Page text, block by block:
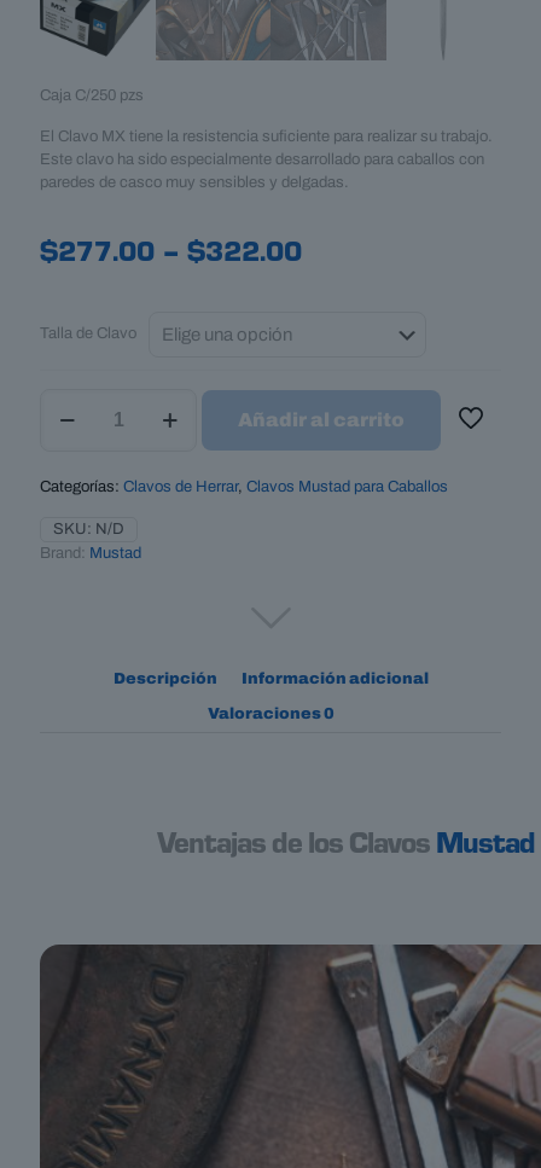
Caja C/250 pzs
El Clavo MX tiene la resistencia suficiente para realizar su trabajo.
Este clavo ha sido especialmente desarrollado para caballos con
paredes de casco muy sensibles y delgadas.
$277.00 – $322.00Price
$277.00
$322.00
Talla de Clavo
Mustad
Añadir al carrito
Categorías: Clavos de Herrar, Clavos Mustad para Caballos
SKU: N/D
Brand: Mustad
Descripción Información adicional
Valoraciones0
Ventajas de los Clavos Mustad